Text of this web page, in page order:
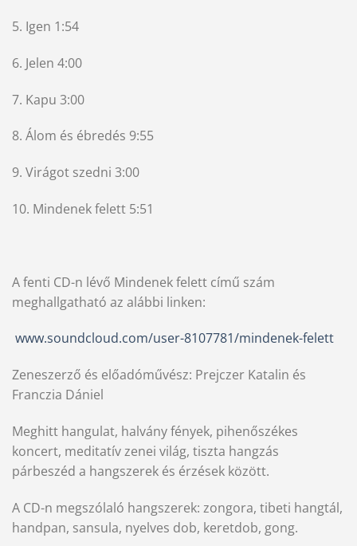
5. Igen 1:54
6. Jelen 4:00
7. Kapu 3:00
8. Álom és ébredés 9:55
9. Virágot szedni 3:00
10. Mindenek felett 5:51
A fenti CD-n lévő Mindenek felett című szám
meghallgatható az alábbi linken:
www.soundcloud.com/user-8107781/mindenek-felett
Zeneszerző és előadóművész: Prejczer Katalin és
Franczia Dániel
Meghitt hangulat, halvány fények, pihenőszékes
koncert, meditatív zenei világ, tiszta hangzás
párbeszéd a hangszerek és érzések között.
A CD-n megszólaló hangszerek: zongora, tibeti hangtál,
handpan, sansula, nyelves dob, keretdob, gong.